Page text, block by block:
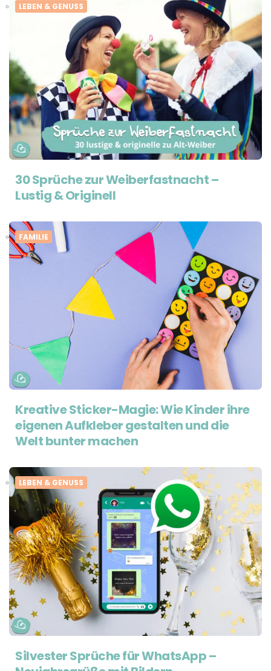
LEBEN & GENUSS
30 Sprüche zur Weiberfastnacht –
Lustig & Originell
FAMILIE
Kreative Sticker-Magie: Wie Kinder ihre
eigenen Aufkleber gestalten und die
Welt bunter machen
LEBEN & GENUSS
Silvester Sprüche für WhatsApp –